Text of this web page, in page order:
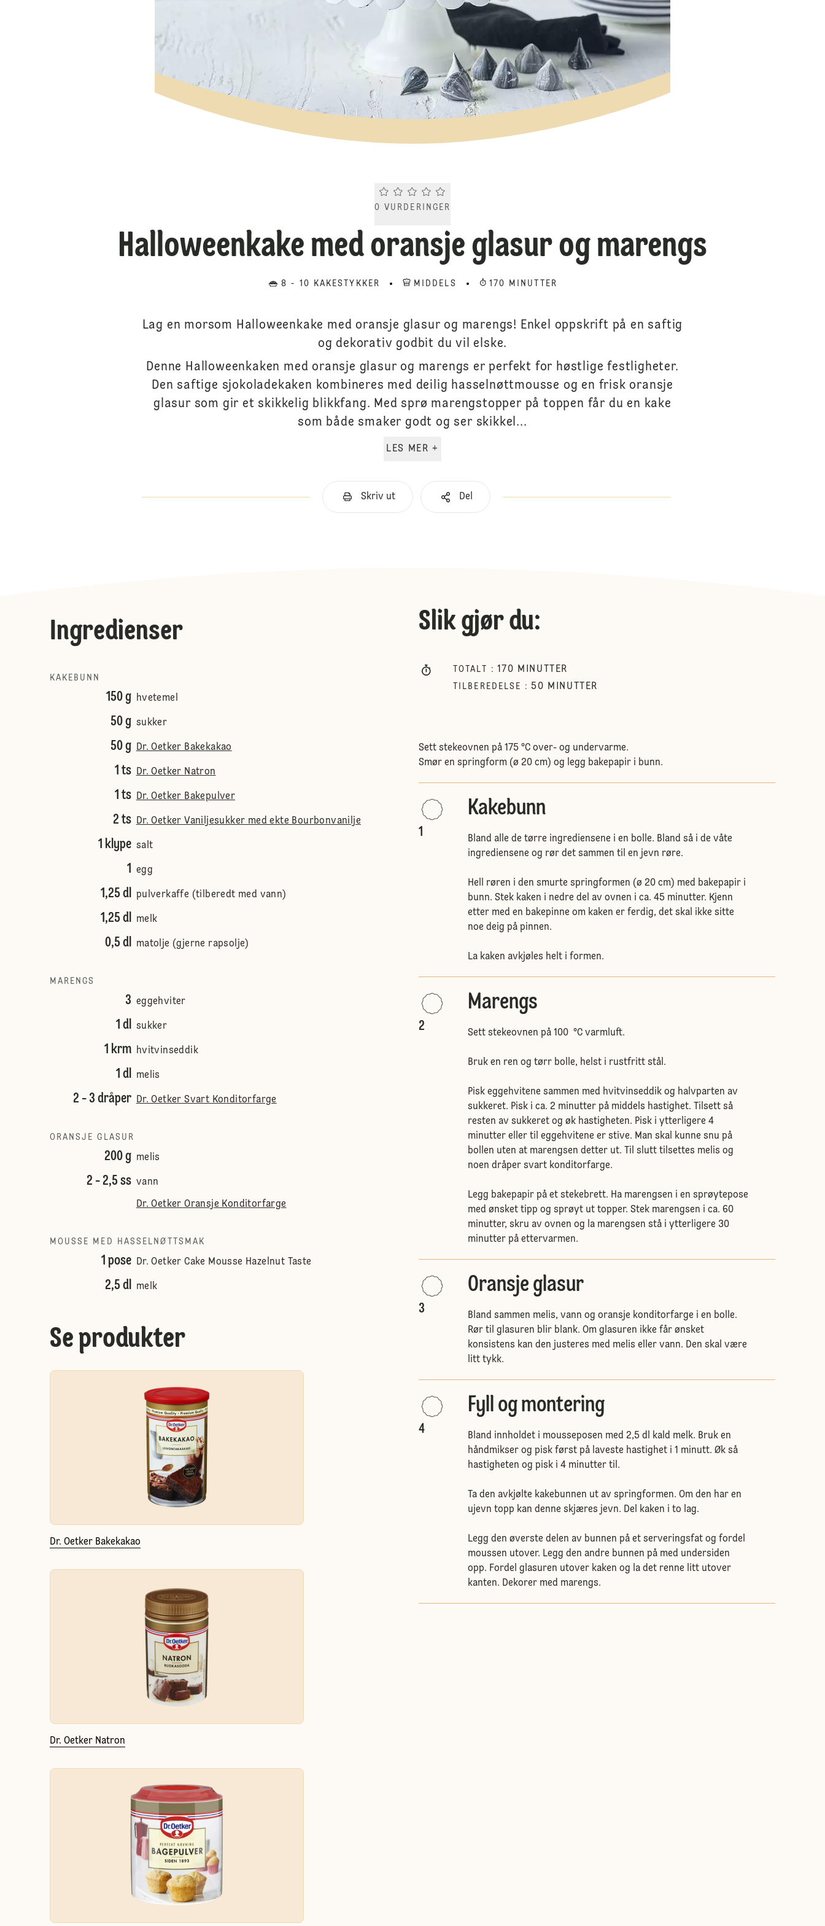
Current rating 0.0. Click to rate.
0 VURDERINGER
Halloweenkake med oransje glasur og marengs
8 - 10 KAKESTYKKER MIDDELS 170 MINUTTER
Lag en morsom Halloweenkake med oransje glasur og marengs! Enkel oppskrift på en saftig
og dekorativ godbit du vil elske.
Denne Halloweenkaken med oransje glasur og marengs er perfekt for høstlige festligheter.
Den saftige sjokoladekaken kombineres med deilig hasselnøttmousse og en frisk oransje
glasur som gir et skikkelig blikkfang. Med sprø marengstopper på toppen får du en kake
som både smaker godt og ser skikkel...
LES MER +
Skriv ut Del
Ingredienser
KAKEBUNN
150 g hvetemel
50 g sukker
50 g Dr. Oetker Bakekakao
1 ts Dr. Oetker Natron
1 ts Dr. Oetker Bakepulver
2 ts Dr. Oetker Vaniljesukker med ekte Bourbonvanilje
1 klype salt
1 egg
1,25 dl pulverkaffe (tilberedt med vann)
1,25 dl melk
0,5 dl matolje (gjerne rapsolje)
MARENGS
3 eggehviter
1 dl sukker
1 krm hvitvinseddik
1 dl melis
2 - 3 dråper Dr. Oetker Svart Konditorfarge
ORANSJE GLASUR
200 g melis
2 - 2,5 ss vann
Dr. Oetker Oransje Konditorfarge
MOUSSE MED HASSELNØTTSMAK
1 pose Dr. Oetker Cake Mousse Hazelnut Taste
2,5 dl melk
Se produkter
Dr. Oetker Bakekakao
Dr. Oetker Natron
Slik gjør du:
TOTALT : 170 MINUTTER
TILBEREDELSE : 50 MINUTTER
Sett stekeovnen på 175 °C over- og undervarme.
Smør en springform (ø 20 cm) og legg bakepapir i bunn.
1
Kakebunn
Bland alle de tørre ingrediensene i en bolle. Bland så i de våte
ingrediensene og rør det sammen til en jevn røre.
Hell røren i den smurte springformen (ø 20 cm) med bakepapir i
bunn. Stek kaken i nedre del av ovnen i ca. 45 minutter. Kjenn
etter med en bakepinne om kaken er ferdig, det skal ikke sitte
noe deig på pinnen.
La kaken avkjøles helt i formen.
2
Marengs
Sett stekeovnen på 100 °C varmluft.
Bruk en ren og tørr bolle, helst i rustfritt stål.
Pisk eggehvitene sammen med hvitvinseddik og halvparten av
sukkeret. Pisk i ca. 2 minutter på middels hastighet. Tilsett så
resten av sukkeret og øk hastigheten. Pisk i ytterligere 4
minutter eller til eggehvitene er stive. Man skal kunne snu på
bollen uten at marengsen detter ut. Til slutt tilsettes melis og
noen dråper svart konditorfarge.
Legg bakepapir på et stekebrett. Ha marengsen i en sprøytepose
med ønsket tipp og sprøyt ut topper. Stek marengsen i ca. 60
minutter, skru av ovnen og la marengsen stå i ytterligere 30
minutter på ettervarmen.
3
Oransje glasur
Bland sammen melis, vann og oransje konditorfarge i en bolle.
Rør til glasuren blir blank. Om glasuren ikke får ønsket
konsistens kan den justeres med melis eller vann. Den skal være
litt tykk.
4
Fyll og montering
Bland innholdet i mousseposen med 2,5 dl kald melk. Bruk en
håndmikser og pisk først på laveste hastighet i 1 minutt. Øk så
hastigheten og pisk i 4 minutter til.
Ta den avkjølte kakebunnen ut av springformen. Om den har en
ujevn topp kan denne skjæres jevn. Del kaken i to lag.
Legg den øverste delen av bunnen på et serveringsfat og fordel
moussen utover. Legg den andre bunnen på med undersiden
opp. Fordel glasuren utover kaken og la det renne litt utover
kanten. Dekorer med marengs.